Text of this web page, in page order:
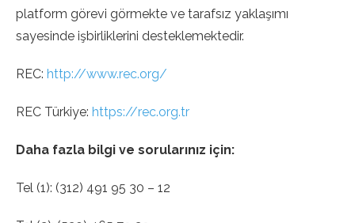
platform görevi görmekte ve tarafsız yaklaşımı
sayesinde işbirliklerini desteklemektedir.
REC: http://www.rec.org/
REC Türkiye: https://rec.org.tr
Daha fazla bilgi ve sorularınız için:
Tel (1): (312) 491 95 30 – 12